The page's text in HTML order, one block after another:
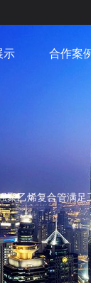
示 合作案
聚乙烯复合管满足